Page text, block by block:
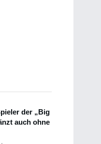
der „Big
auch ohne